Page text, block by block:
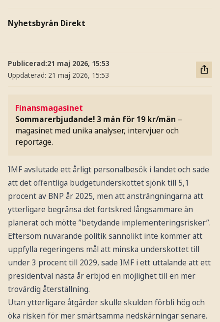
Nyhetsbyrån Direkt
Publicerad:21 maj 2026, 15:53
Uppdaterad: 21 maj 2026, 15:53
Finansmagasinet
Sommarerbjudande! 3 mån för 19 kr/mån –
magasinet med unika analyser, intervjuer och
reportage.
IMF avslutade ett årligt personalbesök i landet och sade
att det offentliga budgetunderskottet sjönk till 5,1
procent av BNP år 2025, men att ansträngningarna att
ytterligare begränsa det fortskred långsammare än
planerat och mötte ”betydande implementeringsrisker”.
Eftersom nuvarande politik sannolikt inte kommer att
uppfylla regeringens mål att minska underskottet till
under 3 procent till 2029, sade IMF i ett uttalande att ett
presidentval nästa år erbjöd en möjlighet till en mer
trovärdig återställning.
Utan ytterligare åtgärder skulle skulden förbli hög och
öka risken för mer smärtsamma nedskärningar senare.